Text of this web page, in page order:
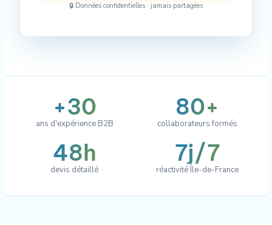
🔒 Données confidentielles · jamais partagées
+30
ans d'expérience B2B
80+
collaborateurs formés
48h
devis détaillé
7j/7
réactivité Île-de-France